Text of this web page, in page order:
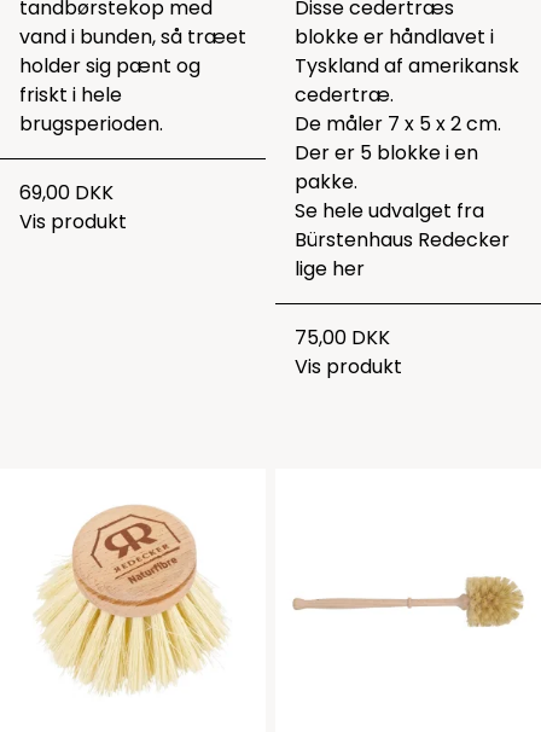
tandbørstekop med
vand i bunden, så træet
holder sig pænt og
friskt i hele
brugsperioden.
69,00 DKK
Vis produkt
Disse cedertræs
blokke er håndlavet i
Tyskland af amerikansk
cedertræ.
De måler 7 x 5 x 2 cm.
Der er 5 blokke i en
pakke.
Se hele udvalget fra
Bürstenhaus Redecker
lige her
75,00 DKK
Vis produkt